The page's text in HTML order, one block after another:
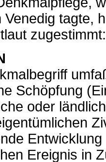
Venedig tagte,
zugestimmt:
Schöpfung
oder
Ereignis in